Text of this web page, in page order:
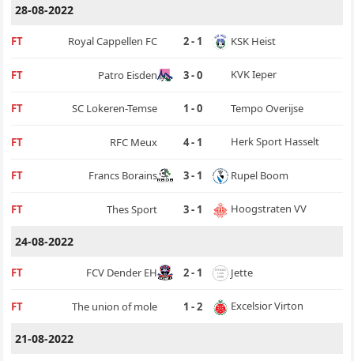
28-08-2022
FT Royal Cappellen FC 2 - 1 KSK Heist
FT Patro Eisden 3 - 0 KVK Ieper
FT SC Lokeren-Temse 1 - 0 Tempo Overijse
FT RFC Meux 4 - 1 Herk Sport Hasselt
FT Francs Borains 3 - 1 Rupel Boom
FT Thes Sport 3 - 1 Hoogstraten VV
24-08-2022
FT FCV Dender EH 2 - 1 Jette
FT The union of mole 1 - 2 Excelsior Virton
21-08-2022